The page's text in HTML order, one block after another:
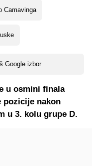
Camavinga
Google izbor
u osmini finala
pozicije nakon
u 3. kolu grupe D.